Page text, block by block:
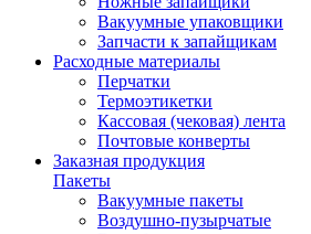
Вакуумные упаковщики
Запчасти к запайщикам
Расходные материалы
Перчатки
Термоэтикетки
Кассовая (чековая) лента
Почтовые конверты
Заказная продукция
Пакеты
Вакуумные пакеты
Воздушно-пузырчатые